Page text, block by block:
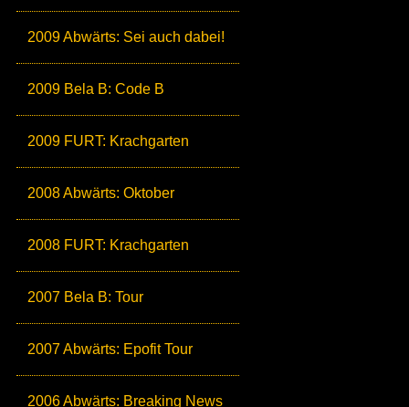
2009 Abwärts: Sei auch dabei!
2009 Bela B: Code B
2009 FURT: Krachgarten
2008 Abwärts: Oktober
2008 FURT: Krachgarten
2007 Bela B: Tour
2007 Abwärts: Epofit Tour
2006 Abwärts: Breaking News